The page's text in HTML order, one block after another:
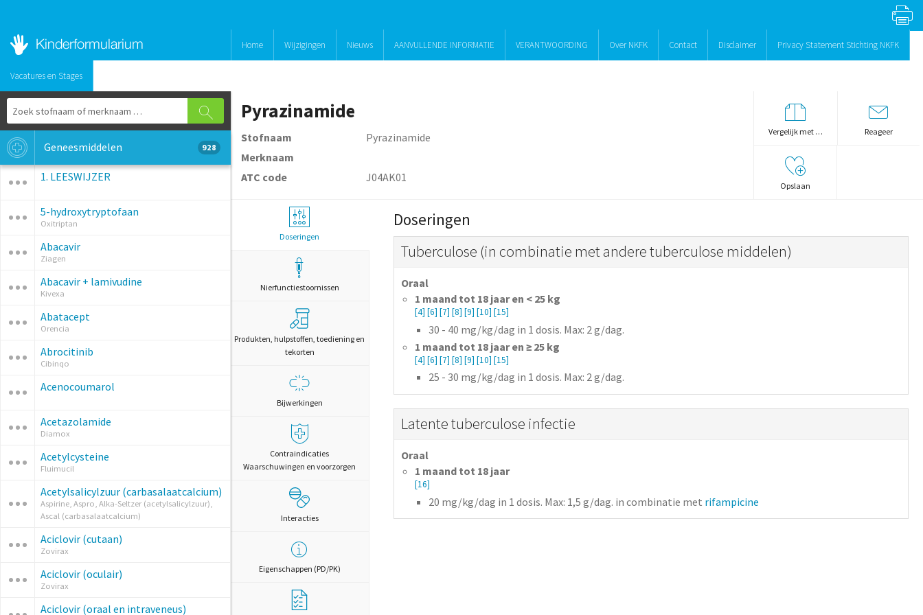
Home Wijzigingen Nieuws AANVULLENDE INFORMATIE VERANTWOORDING Over NKFK Contact Disclaimer Privacy Statement Stichting NKFK
Vacatures en Stages
Geneesmiddelen 928
1. LEESWIJZER
5-hydroxytryptofaan
Oxitriptan
Abacavir
Ziagen
Abacavir + lamivudine
Kivexa
Abatacept
Orencia
Abrocitinib
Cibinqo
Acenocoumarol
Acetazolamide
Diamox
Acetylcysteine
Fluimucil
Acetylsalicylzuur (carbasalaatcalcium)
Aspirine, Aspro, Alka-Seltzer (acetylsalicylzuur),
Ascal (carbasalaatcalcium)
Aciclovir (cutaan)
Zovirax
Aciclovir (oculair)
Zovirax
Aciclovir (oraal en intraveneus)
Pyrazinamide
Stofnaam
Pyrazinamide
Merknaam
ATC code
J04AK01
Vergelijk met … Reageer
Opslaan
Doseringen
Nierfunctiestoornissen
Produkten, hulpstoffen, toediening en
tekorten
Bijwerkingen
Contraindicaties
Waarschuwingen en voorzorgen
Interacties
Eigenschappen (PD/PK)
Doseringen
Tuberculose (in combinatie met andere tuberculose middelen)
Oraal
1 maand tot 18 jaar en < 25 kg
[4] [6] [7] [8] [9] [10] [15]
30 - 40 mg/kg/dag in 1 dosis. Max: 2 g/dag.
1 maand tot 18 jaar en ≥ 25 kg
[4] [6] [7] [8] [9] [10] [15]
25 - 30 mg/kg/dag in 1 dosis. Max: 2 g/dag.
Latente tuberculose infectie
Oraal
1 maand tot 18 jaar
[16]
20 mg/kg/dag in 1 dosis. Max: 1,5 g/dag. in combinatie met rifampicine